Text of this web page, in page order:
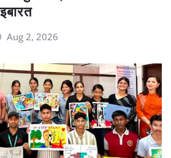
Aug 2, 2026